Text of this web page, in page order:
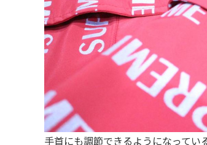
手首にも調節できるようになって